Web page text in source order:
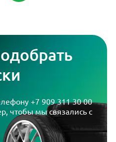
+7 909 311 30 00
чтобы мы связались с